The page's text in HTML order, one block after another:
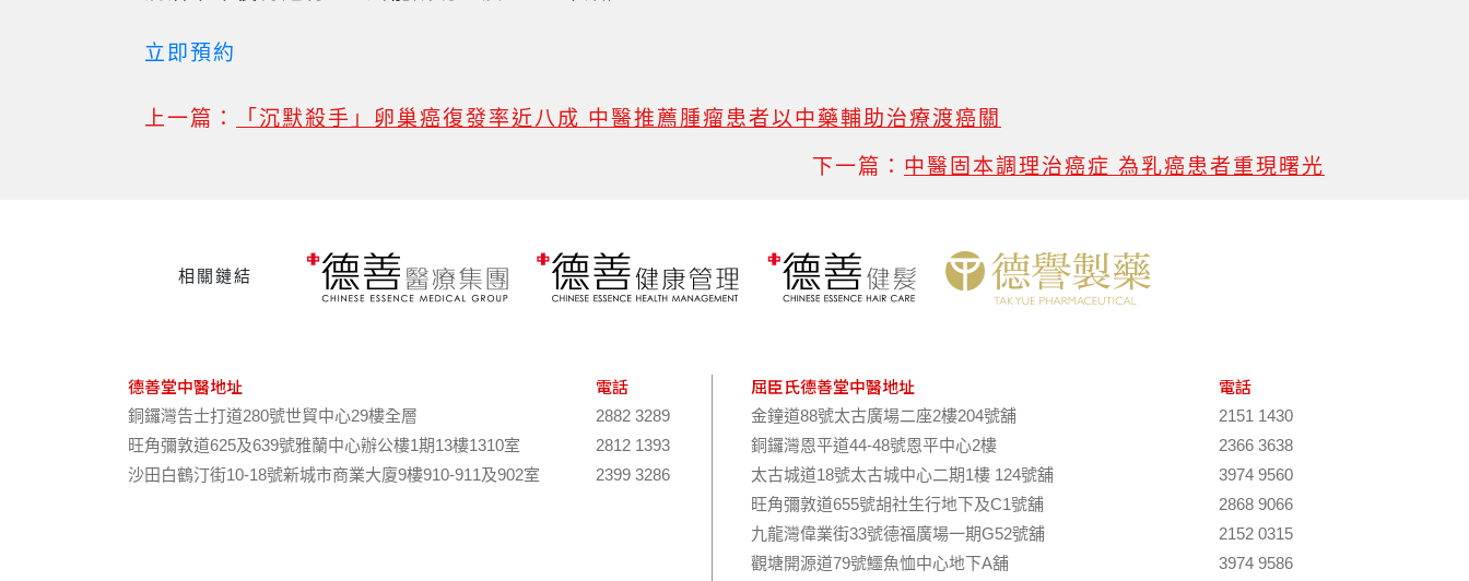
立即預約
上一篇： 「沉默殺手」卵巢癌復發率近八成 中醫推薦腫瘤患者以中藥輔助治療渡癌關
下一篇： 中醫固本調理治癌症 為乳癌患者重現曙光
相關鏈結
德善堂中醫地址 電話
銅鑼灣告士打道280號世貿中心29樓全層
2882 3289
旺角彌敦道625及639號雅蘭中心辦公樓1期13樓1310室
2812 1393
沙田白鶴汀街10-18號新城市商業大廈9樓910-911及902室
2399 3286
屈臣氏德善堂中醫地址 電話
金鐘道88號太古廣場二座2樓204號舖
2151 1430
銅鑼灣恩平道44-48號恩平中心2樓
2366 3638
太古城道18號太古城中心二期1樓 124號舖
3974 9560
旺角彌敦道655號胡社生行地下及C1號舖
2868 9066
九龍灣偉業街33號德福廣場一期G52號舖
2152 0315
觀塘開源道79號鱷魚恤中心地下A舖
3974 9586